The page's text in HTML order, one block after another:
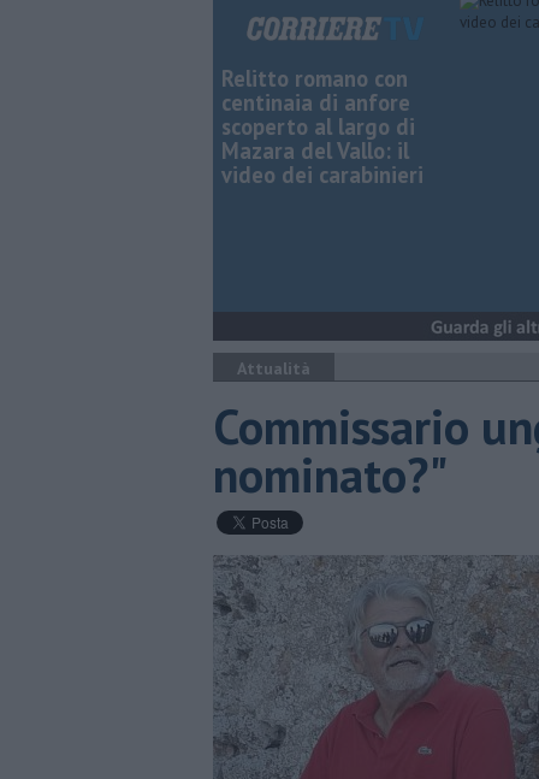
Relitto romano con
centinaia di anfore
scoperto al largo di
Mazara del Vallo: il
video dei carabinieri
Attualità
Commissario
nominato?"